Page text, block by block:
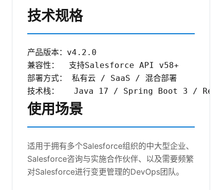
技术规格
产品版本：v4.2.0
兼容性：  支持Salesforce API v58+
部署方式： 私有云 / SaaS / 混合部署
技术栈：   Java 17 / Spring Boot 3 /
使用场景
适用于拥有多个Salesforce组织的中大型企业、
Salesforce咨询与实施合作伙伴、以及需要频繁
对Salesforce进行变更管理的DevOps团队。